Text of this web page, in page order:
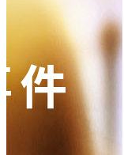
91免费观看视频架
变速箱托盘
发动机料架
手推车
隐藏式马桶水箱支
汽车行业